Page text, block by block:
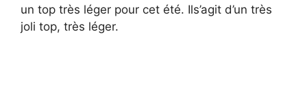
un top très léger pour cet été. Ils’agit d’un très
joli top, très léger.